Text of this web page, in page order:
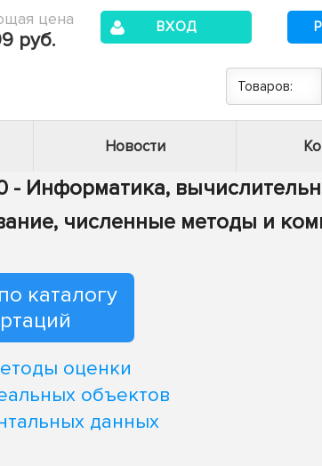
цена
руб.
ВХОД
Товаров:
Новости
- Информатика,
численные методы и
каталогу
оценки
объектов
данных